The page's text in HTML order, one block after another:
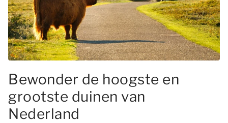
Bewonder de hoogste en
grootste duinen van
Nederland